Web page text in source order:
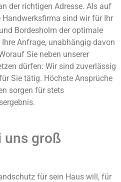
der richtigen Adresse. Als auf
Handwerksfirma sind wir für Ihr
Bordesholm der optimale
Anfrage, unabhängig davon
Sie neben unserer
dürfen: Wir sind zuverlässig
Sie tätig. Höchste Ansprüche
sorgen für stets
uns groß
für sein Haus will, für